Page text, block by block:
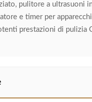
pulitore a ultrasuoni
e timer per
prestazioni di pulizia